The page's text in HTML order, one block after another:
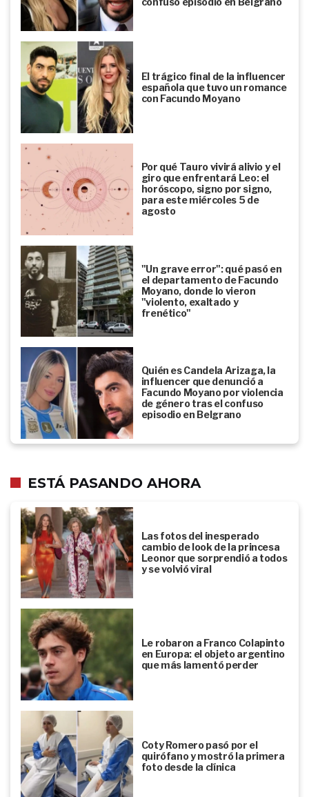
El trágico final de la influencer
española que tuvo un romance
con Facundo Moyano
Por qué Tauro vivirá alivio y el
giro que enfrentará Leo: el
horóscopo, signo por signo,
para este miércoles 5 de
agosto
"Un grave error": qué pasó en
el departamento de Facundo
Moyano, donde lo vieron
"violento, exaltado y
frenético"
Quién es Candela Arizaga, la
influencer que denunció a
Facundo Moyano por violencia
de género tras el confuso
episodio en Belgrano
ESTÁ PASANDO AHORA
Las fotos del inesperado
cambio de look de la princesa
Leonor que sorprendió a todos
y se volvió viral
Le robaron a Franco Colapinto
en Europa: el objeto argentino
que más lamentó perder
Coty Romero pasó por el
quirófano y mostró la primera
foto desde la clínica